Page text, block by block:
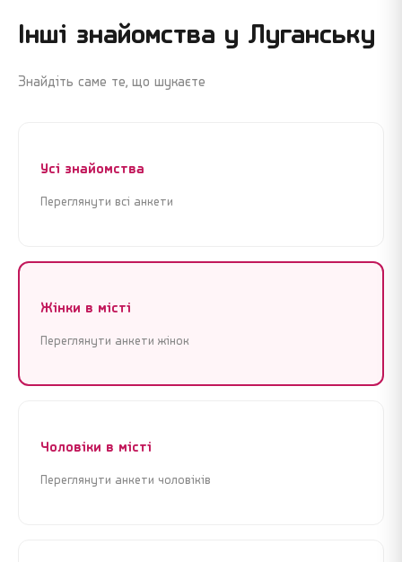
Почати знайомства зараз
Крок 1 з 3 · Це займе менше 1 хвилини
Інші знайомства у Луганську
Знайдіть саме те, що шукаєте
Усі знайомства
Переглянути всі анкети
Жінки в місті
Переглянути анкети жінок
Чоловіки в місті
Переглянути анкети чоловіків
Почати знайомства зараз
Крок 1 з 3 · Це займе менше 1 хвилини